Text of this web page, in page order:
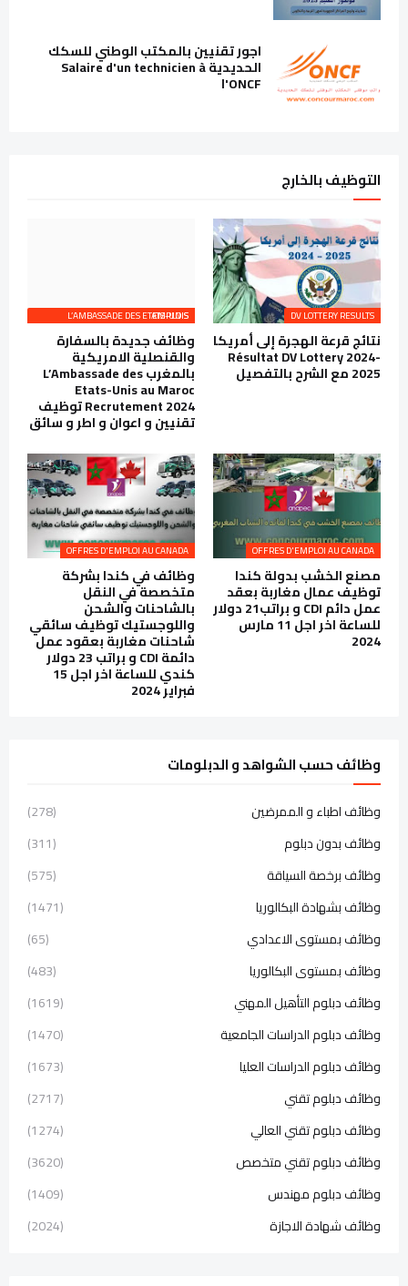
اجور تقنيين بالمكتب الوطني للسكك
الحديدية Salaire d'un technicien à
l'ONCF
التوظيف بالخارج
DV LOTTERY RESULTS
نتائج قرعة الهجرة إلى أمريكا
Résultat DV Lottery 2024-
2025 مع الشرح بالتفصيل
L’AMBASSADE DES ETATS-UNIS EMPLOIS
وظائف جديدة بالسفارة
والقنصلية الامريكية
بالمغرب L’Ambassade des
Etats-Unis au Maroc
Recrutement 2024 توظيف
تقنيين و اعوان و اطر و سائق
OFFRES D'EMPLOI AU CANADA
مصنع الخشب بدولة كندا
توظيف عمال مغاربة بعقد
عمل دائم CDI و براتب21 دولار
للساعة اخر اجل 11 مارس
2024
OFFRES D'EMPLOI AU CANADA
وظائف في كندا بشركة
متخصصة في النقل
بالشاحنات والشحن
واللوجستيك توظيف سائقي
شاحنات مغاربة بعقود عمل
دائمة CDI و براتب 23 دولار
كندي للساعة اخر اجل 15
فبراير 2024
وظائف حسب الشواهد و الدبلومات
وظائف اطباء و الممرضين
(278)
وظائف بدون دبلوم
(311)
وظائف برخصة السياقة
(575)
وظائف بشهادة البكالوريا
(1471)
وظائف بمستوى الاعدادي
(65)
وظائف بمستوى البكالوريا
(483)
وظائف دبلوم التأهيل المهني
(1619)
وظائف دبلوم الدراسات الجامعية
(1470)
وظائف دبلوم الدراسات العليا
(1673)
وظائف دبلوم تقني
(2717)
وظائف دبلوم تقني العالي
(1274)
وظائف دبلوم تقني متخصص
(3620)
وظائف دبلوم مهندس
(1409)
وظائف شهادة الاجازة
(2024)